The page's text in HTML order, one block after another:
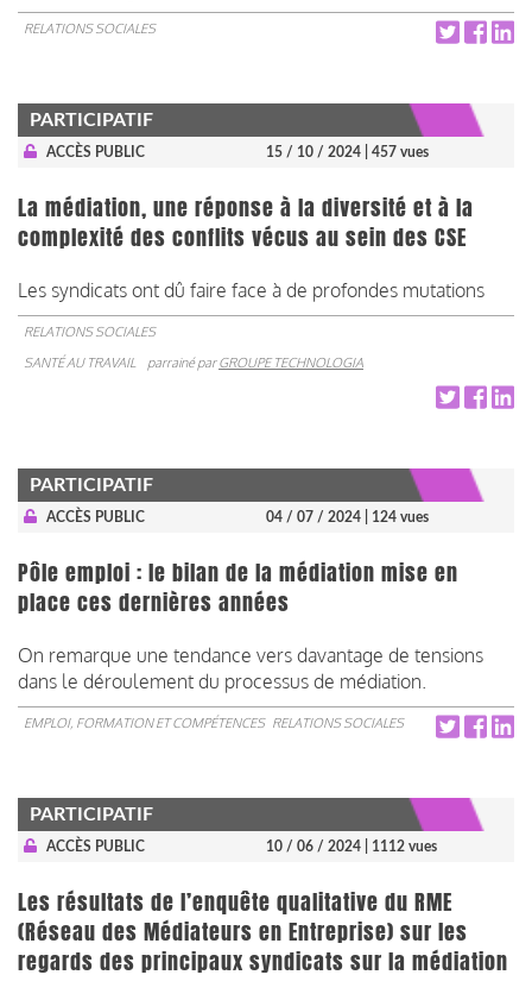
RELATIONS SOCIALES
PARTICIPATIF
ACCÈS PUBLIC 15 / 10 / 2024 | 457 vues
La médiation, une réponse à la diversité et à la
complexité des conflits vécus au sein des CSE
Les syndicats ont dû faire face à de profondes mutations
RELATIONS SOCIALES
SANTÉ AU TRAVAIL
parrainé parGROUPE TECHNOLOGIA
PARTICIPATIF
ACCÈS PUBLIC 04 / 07 / 2024 | 124 vues
Pôle emploi : le bilan de la médiation mise en
place ces dernières années
On remarque une tendance vers davantage de tensions
dans le déroulement du processus de médiation.
EMPLOI, FORMATION ET COMPÉTENCES RELATIONS SOCIALES
PARTICIPATIF
ACCÈS PUBLIC 10 / 06 / 2024 | 1112 vues
Les résultats de l’enquête qualitative du RME
(Réseau des Médiateurs en Entreprise) sur les
regards des principaux syndicats sur la médiation